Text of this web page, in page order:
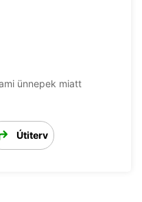
ünnepek miatt
Útiterv